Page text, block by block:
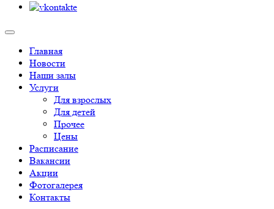
Главная
Новости
Наши залы
Услуги
Для взрослых
Для детей
Прочее
Цены
Расписание
Вакансии
Акции
Фотогалерея
Контакты